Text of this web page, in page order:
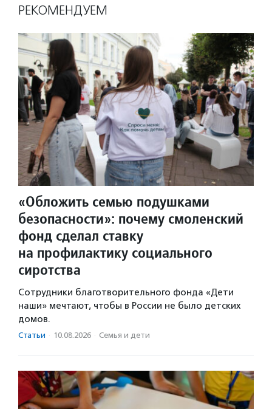
РЕКОМЕНДУЕМ
«Обложить семью подушками
безопасности»: почему смоленский
фонд сделал ставку
на профилактику социального
сиротства
Сотрудники благотворительного фонда «Дети
наши» мечтают, чтобы в России не было детских
домов.
Статьи · 10.08.2026 · Семья и дети